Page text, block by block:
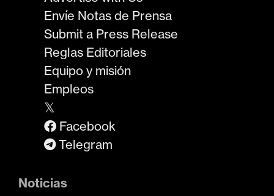
Envíe Notas de Prensa
Submit a Press Release
Reglas Editoriales
Equipo y misión
Empleos
𝕏
Facebook
Telegram
Noticias